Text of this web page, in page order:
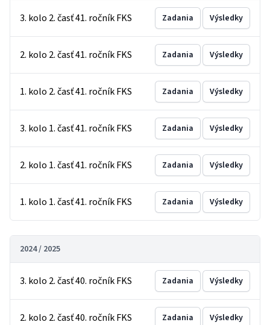
3. kolo 2. časť 41. ročník FKS Zadania Výsledky
2. kolo 2. časť 41. ročník FKS Zadania Výsledky
1. kolo 2. časť 41. ročník FKS Zadania Výsledky
3. kolo 1. časť 41. ročník FKS Zadania Výsledky
2. kolo 1. časť 41. ročník FKS Zadania Výsledky
1. kolo 1. časť 41. ročník FKS Zadania Výsledky
2024 / 2025
3. kolo 2. časť 40. ročník FKS Zadania Výsledky
2. kolo 2. časť 40. ročník FKS Zadania Výsledky